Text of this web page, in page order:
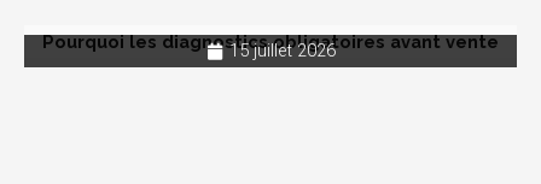
Pourquoi les diagnostics obligatoires avant vente
15 juillet 2026